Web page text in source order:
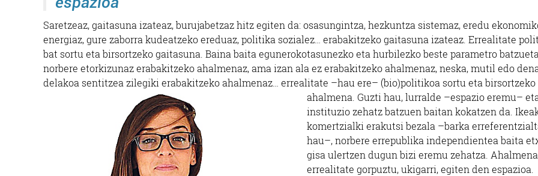
Saretzeaz, gaitasuna izateaz, burujabetzaz hitz egiten da: osasungintza, hezkuntza sistemaz, eredu
energiaz, gure zaborra kudeatzeko ereduaz, politika sozialez… erabakitzeko gaitasuna izateaz. Errealitate
bat sortu eta birsortzeko gaitasuna. Baina baita egunerokotasunezko eta hurbilezko beste parametro
norbere etorkizunaz erabakitzeko ahalmenaz, ama izan ala ez erabakitzeko ahalmenaz, neska, mutil edo
delakoa sentitzea zilegiki erabakitzeko ahalmenaz… errealitate –hau ere– (bio)politikoa sortu eta birsortzeko
ahalmena. Guzti hau, lurralde –espazio eremu–
instituzio zehatz batzuen baitan kokatzen da.
komertzialki erakutsi bezala –barka
hau–, norbere errepublika independientea baita
gisa ulertzen dugun bizi eremu zehatza. Ahalmena
errealitate gorpuztu, ukigarri, egiten den espazioa.